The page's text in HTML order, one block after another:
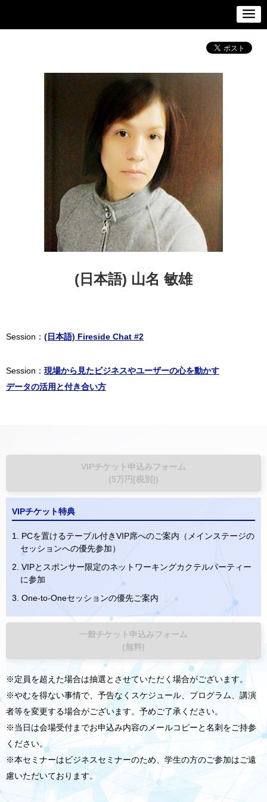
(日本語) 山名 敏雄
Session： (日本語) Fireside Chat #2
Session： 現場から見たビジネスやユーザーの心を動かす
データの活用と付き合い方
VIPチケット申込みフォーム
(5万円[税別])
VIPチケット特典
1. PCを置けるテーブル付きVIP席へのご案内（メインステージの
セッションへの優先参加）
2. VIPとスポンサー限定のネットワーキングカクテルパーティー
に参加
3. One-to-Oneセッションの優先ご案内
一般チケット申込みフォーム
(無料)
※定員を超えた場合は抽選とさせていただく場合がございます。
※やむを得ない事情で、予告なくスケジュール、プログラム、講演
者等を変更する場合がございます。予めご了承ください。
※当日は会場受付までお申込み内容のメールコピーと名刺をご持参
ください。
※本セミナーはビジネスセミナーのため、学生の方のご参加はご遠
慮いただいております。